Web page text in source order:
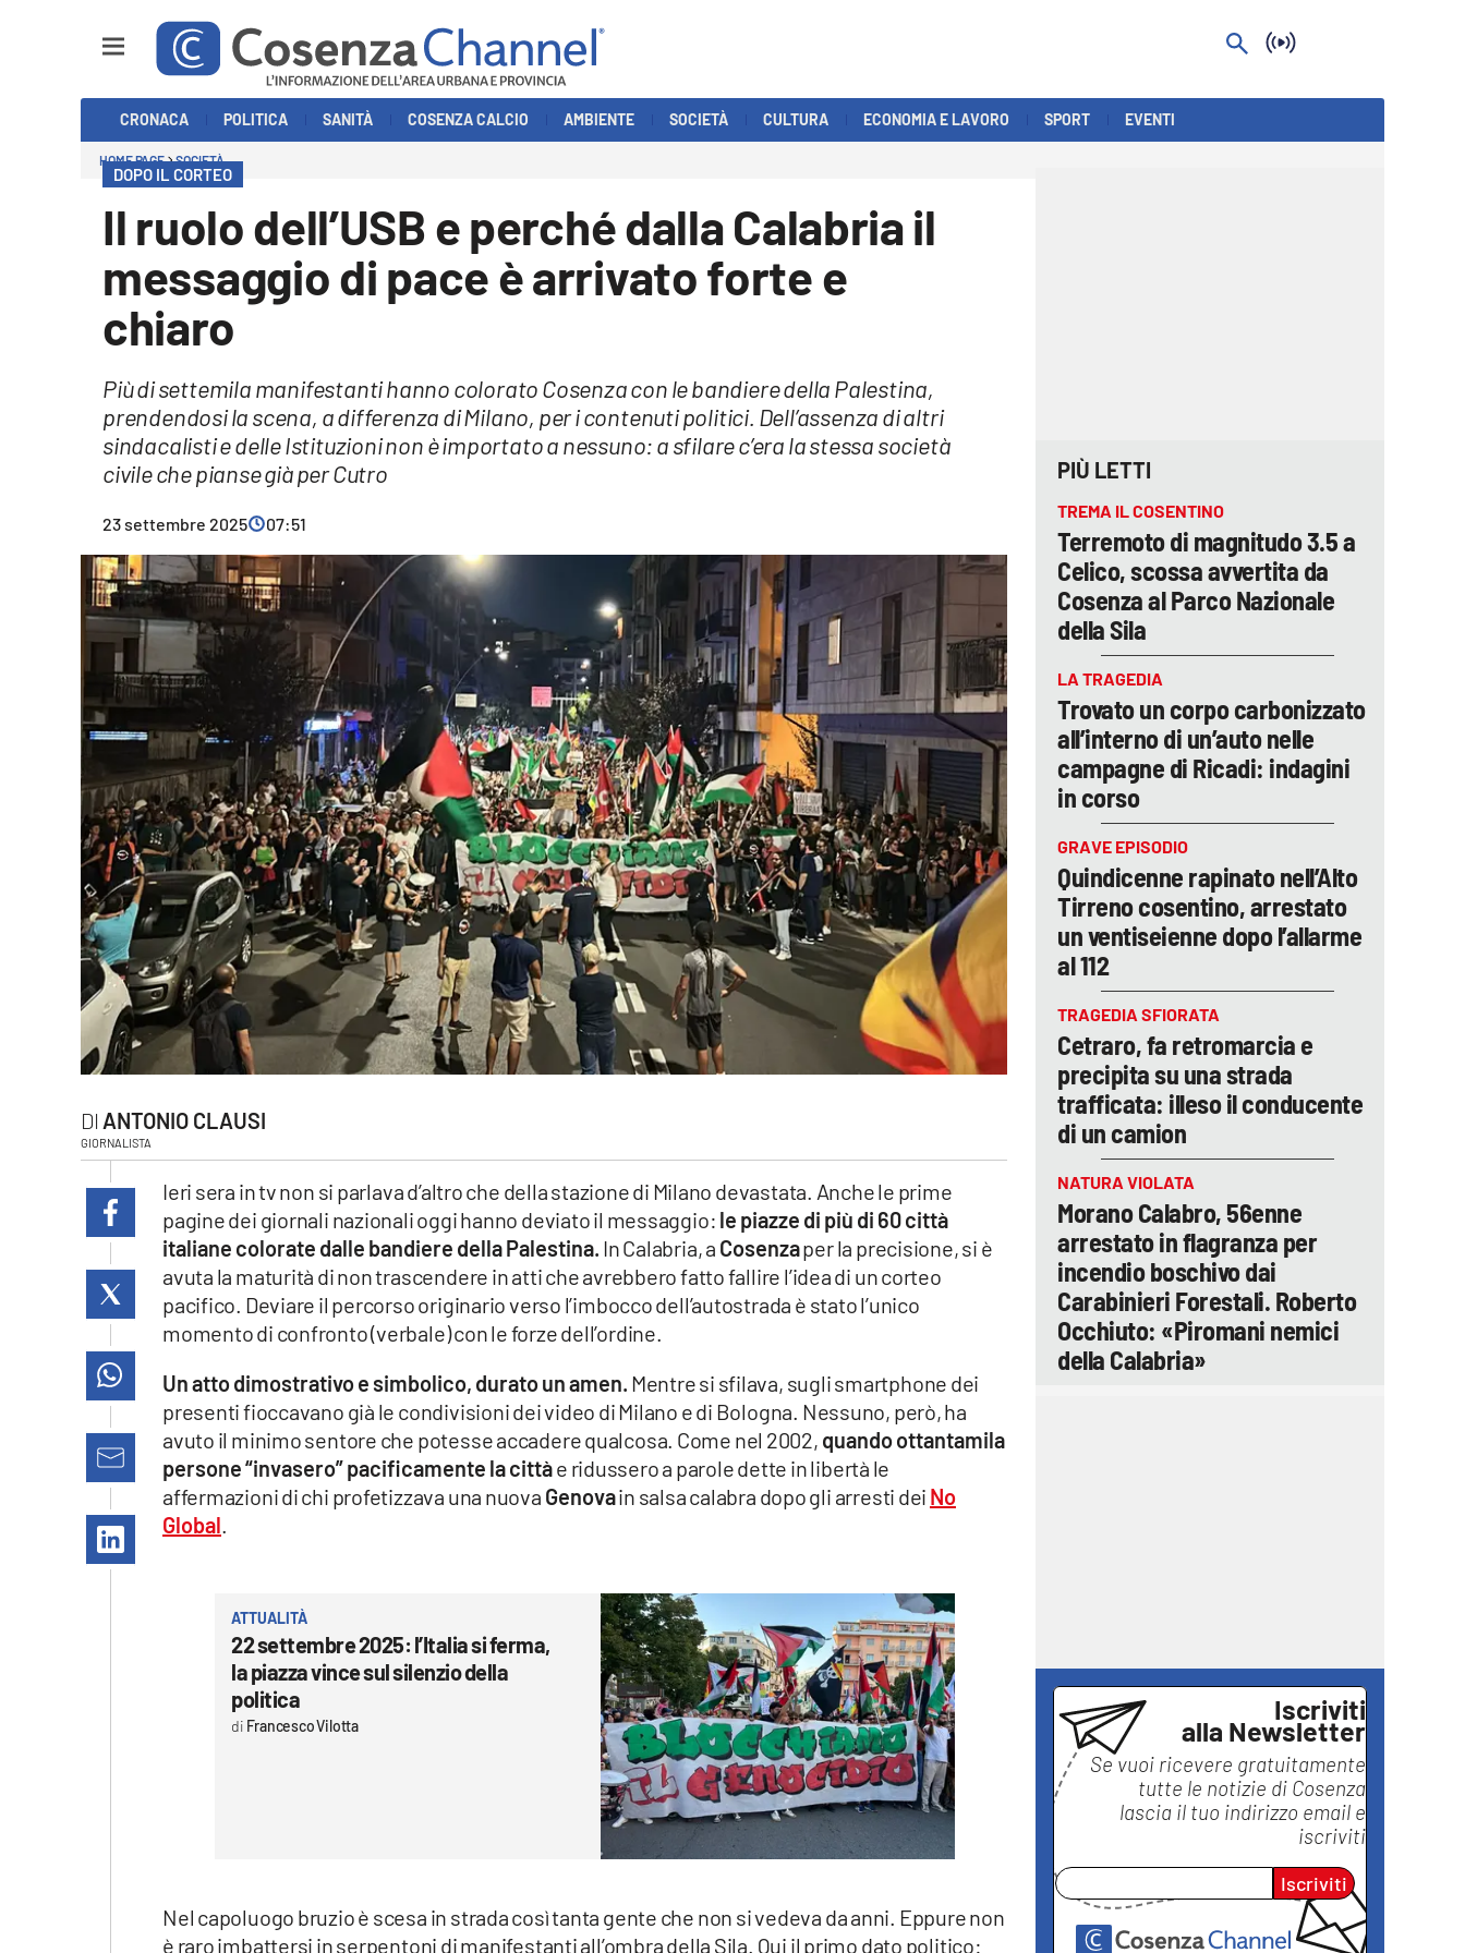
Economia e Lavoro
Streaming
Lac Network
lacitymag.it
cosenzachannel.it
catanzarochannel.it
lacapitalenews.it
CRONACA POLITICA SANITÀ COSENZA CALCIO AMBIENTE SOCIETÀ CULTURA ECONOMIA E LAVORO SPORT EVENTI
HOME PAGE SOCIETÀ
DOPO IL CORTEO
Il ruolo dell’USB e perché dalla Calabria il
messaggio di pace è arrivato forte e
chiaro
Più di settemila manifestanti hanno colorato Cosenza con le bandiere della Palestina,
prendendosi la scena, a differenza di Milano, per i contenuti politici. Dell’assenza di altri
sindacalisti e delle Istituzioni non è importato a nessuno: a sfilare c’era la stessa società
civile che pianse già per Cutro
23 settembre 2025 07:51
ANTONIO CLAUSI
GIORNALISTA
Ieri sera in tv non si parlava d’altro che della stazione di Milano devastata. Anche le prime
pagine dei giornali nazionali oggi hanno deviato il messaggio: le piazze di più di 60 città
italiane colorate dalle bandiere della Palestina. In Calabria, a Cosenzaper la precisione, si è
avuta la maturità di non trascendere in atti che avrebbero fatto fallire l’idea di un corteo
pacifico. Deviare il percorso originario verso l’imbocco dell’autostrada è stato l’unico
momento di confronto (verbale) con le forze dell’ordine.
Un atto dimostrativo e simbolico, durato un amen. Mentre si sfilava, sugli smartphone dei
presenti fioccavano già le condivisioni dei video di Milano e di Bologna. Nessuno, però, ha
avuto il minimo sentore che potesse accadere qualcosa. Come nel 2002, quando ottantamila
persone “invasero” pacificamente la cittàe ridussero a parole dette in libertà le
affermazioni di chi profetizzava una nuova Genovain salsa calabra dopo gli arresti dei No
Global.
ATTUALITÀ
22 settembre 2025: l’Italia si ferma,
la piazza vince sul silenzio della
politica
Francesco Vilotta
Nel capoluogo bruzio è scesa in strada così tanta gente che non si vedeva da anni. Eppure non
è raro imbattersi in serpentoni di manifestanti all’ombra della Sila. Qui il primo dato politico:
PIÙ LETTI
TREMA IL COSENTINO
Terremoto di magnitudo 3.5 a
Celico, scossa avvertita da
Cosenza al Parco Nazionale
della Sila
LA TRAGEDIA
Trovato un corpo carbonizzato
all’interno di un’auto nelle
campagne di Ricadi: indagini
in corso
GRAVE EPISODIO
Quindicenne rapinato nell’Alto
Tirreno cosentino, arrestato
un ventiseienne dopo l’allarme
al 112
TRAGEDIA SFIORATA
Cetraro, fa retromarcia e
precipita su una strada
trafficata: illeso il conducente
di un camion
NATURA VIOLATA
Morano Calabro, 56enne
arrestato in flagranza per
incendio boschivo dai
Carabinieri Forestali. Roberto
Occhiuto: «Piromani nemici
della Calabria»
Iscriviti
alla Newsletter
Se vuoi ricevere gratuitamente
tutte le notizie di Cosenza
lascia il tuo indirizzo email e
iscriviti
Iscriviti